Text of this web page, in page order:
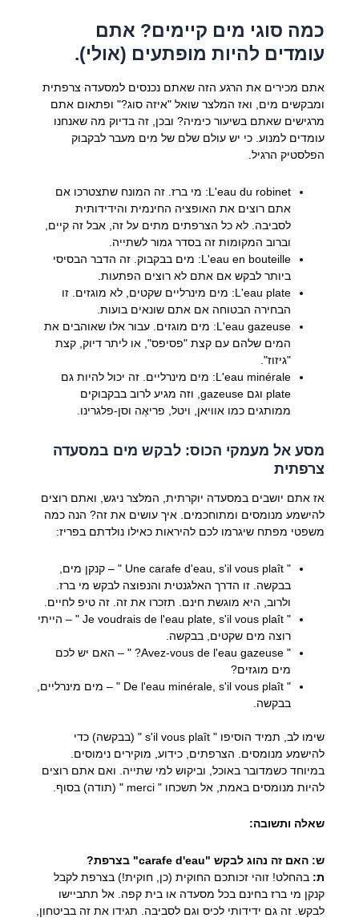
כמה סוגי מים קיימים? אתם
עומדים להיות מופתעים (אולי).
אתם מכירים את הרגע הזה שאתם נכנסים למסעדה צרפתית
ומבקשים מים, ואז המלצר שואל "איזה סוג?" ופתאום אתם
מרגישים שאתם בשיעור כימיה? ובכן, זה בדיוק מה שאנחנו
עומדים למנוע. כי יש עולם שלם של מים מעבר לבקבוק
הפלסטיק הרגיל.
L'eau du robinet:
מי ברז. זה המונח שתצטרכו אם
אתם רוצים את האופציה החינמית והידידותית
לסביבה. לא כל הצרפתים מתים על זה, אבל זה קיים,
וברוב המקומות זה בסדר גמור לשתייה.
L'eau en bouteille:
מים בבקבוק. זה הדבר הבסיסי
ביותר לבקש אם אתם לא רוצים הפתעות.
L'eau plate:
מים מינרליים שקטים, לא מוגזים. זו
הבחירה הבטוחה אם אתם שונאים בועות.
L'eau gazeuse:
מים מוגזים. עבור אלו שאוהבים את
המים שלהם עם קצת "פסיפס", או ליתר דיוק, קצת
"גיזוז".
L'eau minérale:
מים מינרליים. זה יכול להיות גם
plate וגם gazeuse, וזה מגיע לרוב בבקבוקים
ממותגים כמו אוויאן, ויטל, פריאֶה וסן-פלגרינו.
מסע אל מעמקי הכוס: לבקש מים במסעדה
צרפתית
אז אתם יושבים במסעדה יוקרתית, המלצר ניגש, ואתם רוצים
להישמע מנומסים ומתוחכמים. איך עושים את זה? הנה כמה
משפטי מפתח שיגרמו לכם להיראות כאילו נולדתם בפריז:
"
Une carafe d'eau, s'il vous plaît " – קנקן מים,
בבקשה. זו הדרך האלגנטית והנפוצה לבקש מי ברז.
ולרוב, היא מוגשת חינם. תזכרו את זה. זה טיפ לחיים.
"
Je voudrais de l'eau plate, s'il vous plaît" – הייתי
רוצה מים שקטים, בבקשה.
"
Avez-vous de l'eau gazeuse? " – האם יש לכם
מים מוגזים?
"
De l'eau minérale, s'il vous plaît " – מים מינרליים,
בבקשה.
שימו לב, תמיד הוסיפו " s'il vous plaît" (בבקשה) כדי
להישמע מנומסים. הצרפתים, כידוע, מוקירים נימוסים.
במיוחד כשמדובר באוכל, וביקוש למי שתייה. ואם אתם רוצים
להיות מנומסים באמת, אל תשכחו " merci " (תודה) בסוף.
שאלה ותשובה:
ש: האם זה נהוג לבקש "carafe d'eau" בצרפת?
ת: בהחלט! זוהי זכותכם החוקית (כן, חוקית!) בצרפת לקבל
קנקן מי ברז בחינם בכל מסעדה או בית קפה. אל תתביישו
לבקש. זה גם ידידותי לכיס וגם לסביבה. תגידו את זה בביטחון,